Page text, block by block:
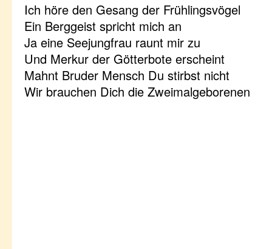
Ich höre den Gesang der Frühlingsvögel
Ein Berggeist spricht mich an
Ja eine Seejungfrau raunt mir zu
Und Merkur der Götterbote erscheint
Mahnt Bruder Mensch Du stirbst nicht
Wir brauchen Dich die Zweimalgeborenen